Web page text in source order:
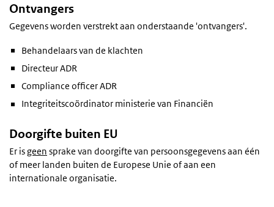
Ontvangers
Gegevens worden verstrekt aan onderstaande 'ontvangers'.
Behandelaars van de klachten
Directeur ADR
Compliance officer ADR
Integriteitscoördinator ministerie van Financiën
Doorgifte buiten EU
Er isgeen sprake van doorgifte van persoonsgegevens aan één
of meer landen buiten de Europese Unie of aan een
internationale organisatie.